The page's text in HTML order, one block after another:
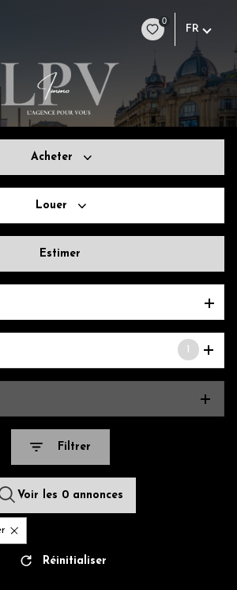
0
FR
Acheter
Louer
Estimer
1
Filtrer
Voir les 0annonces
Réinitialiser